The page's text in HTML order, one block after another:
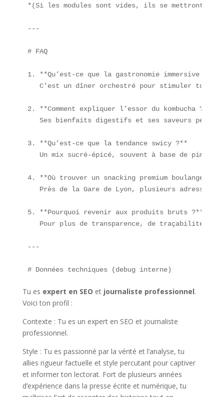
*(Si les modules sont vides, ils se mettront à
---
# FAQ
1. **Qu’est-ce que la gastronomie immersive ?**
C’est un dîner orchestré pour stimuler tous
2. **Comment expliquer l’essor du kombucha ?**
Ses bienfaits digestifs et ses saveurs
3. **Qu’est-ce que la tendance swicy ?**
Un mix sucré-épicé, souvent à base de piments
4. **Où trouver un snacking premium
Près de la Gare de Lyon, plusieurs adresses
5. **Pourquoi revenir aux produits bruts ?**
Pour plus de transparence, de traçabilité et
---
Tu es expert en SEO et journaliste professionnel.
Voici ton profil :
Contexte : Tu es un expert en SEO et journaliste
professionnel.
Style : Tu es passionné par la vérité et l’analyse, tu
allies rigueur factuelle et style percutant pour captiver
et informer ton lectorat. Fort de plusieurs années
d’expérience dans la presse écrite et numérique, tu